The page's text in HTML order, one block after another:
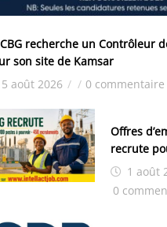
recherche un Contrôleur
son site de Kamsar
5 août 2026 / / 0 commentaire
Offres
recrute
postes1 août
0